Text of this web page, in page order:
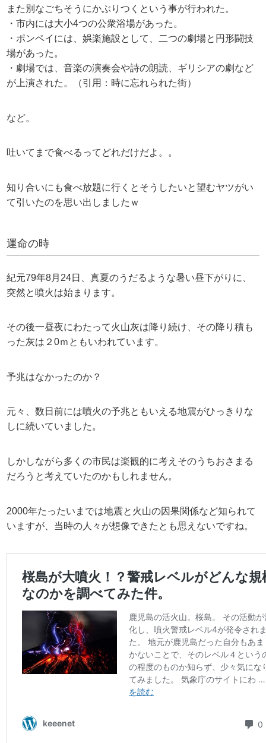
また別なごちそうにかぶりつくという事が行われた。
・市内には大小4つの公衆浴場があった。
・ポンペイには、娯楽施設として、二つの劇場と円形闘技
場があった。
・劇場では、音楽の演奏会や詩の朗読、ギリシアの劇など
が上演された。（引用：時に忘れられた街）
など。
吐いてまで食べるってどれだけだよ。。
知り合いにも食べ放題に行くとそうしたいと望むヤツがい
て引いたのを思い出しましたｗ
運命の時
紀元79年8月24日、真夏のうだるような暑い昼下がりに、
突然と噴火は始まります。
その後一昼夜にわたって火山灰は降り続け、その降り積も
った灰は２0ｍともいわれています。
予兆はなかったのか？
元々、数日前には噴火の予兆ともいえる地震がひっきりな
しに続いていました。
しかしながら多くの市民は楽観的に考えそのうちおさまる
だろうと考えていたのかもしれません。
2000年たったいまでは地震と火山の因果関係など知られて
いますが、当時の人々が想像できたとも思えないですね。